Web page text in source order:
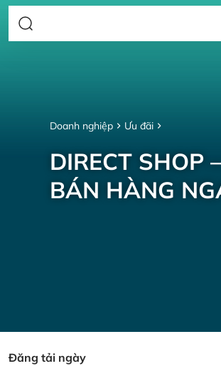
Doanh nghiệp Ưu đãi
DIRECT SHOP
BÁN HÀNG
Đăng tải ngày